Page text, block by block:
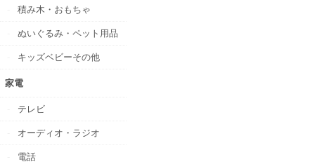
積み木・おもちゃ
ぬいぐるみ・ペット用品
キッズベビーその他
家電
テレビ
オーディオ・ラジオ
電話